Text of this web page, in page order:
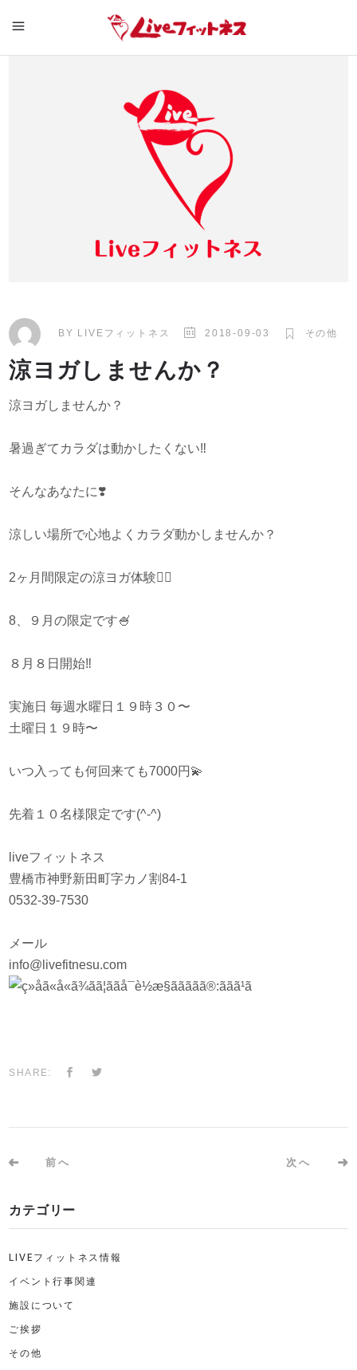
BY LIVEフィットネス 2018-09-03 その他
涼ヨガしませんか？
涼ヨガしませんか？
暑過ぎてカラダは動かしたくない‼️
そんなあなたに❣️
涼しい場所で心地よくカラダ動かしませんか？
2ヶ月間限定の涼ヨガ体験🧘‍♀️
8、９月の限定です🍧
８月８日開始‼️
実施日 毎週水曜日１９時３０〜
土曜日１９時〜
いつ入っても何回来ても7000円 💫
先着１０名様限定です(^-^)
liveフィットネス
豊橋市神野新田町字カノ割84-1
0532-39-7530
メール
info@livefitnesu.com
SHARE:
前へ 次へ
カテゴリー
LIVEフィットネス情報
イベント行事関連
施設について
ご挨拶
その他